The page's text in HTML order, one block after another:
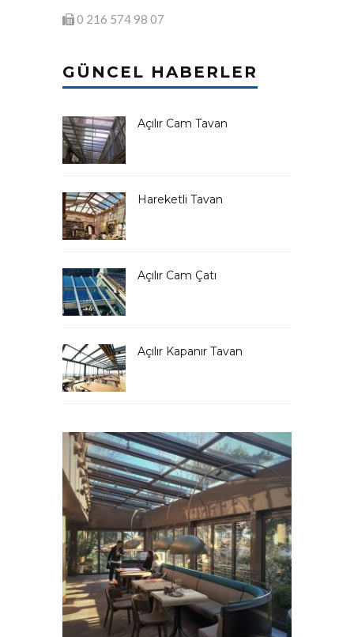
0 216 574 98 07
GÜNCEL HABERLER
Açılır Cam Tavan
Hareketli Tavan
Açılır Cam Çatı
Açılır Kapanır Tavan